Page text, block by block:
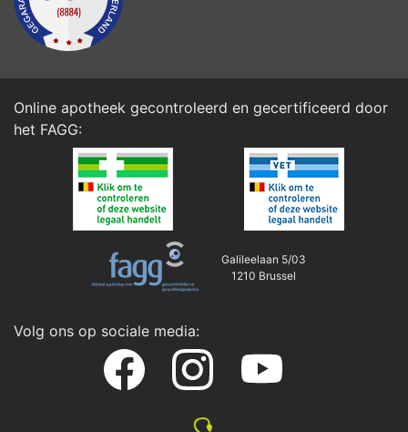
Online apotheek gecontroleerd en gecertificeerd door
het FAGG:
Galileelaan 5/03
1210 Brussel
Volg ons op sociale media: